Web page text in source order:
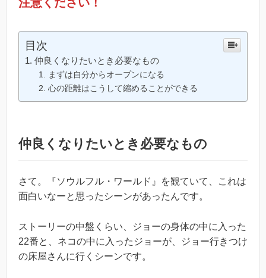
注意ください！
目次
仲良くなりたいとき必要なもの
まずは自分からオープンになる
心の距離はこうして縮めることができる
仲良くなりたいとき必要なもの
さて。『ソウルフル・ワールド』を観ていて、これは
面白いなーと思ったシーンがあったんです。
ストーリーの中盤くらい、ジョーの身体の中に入った
22番と、ネコの中に入ったジョーが、ジョー行きつけ
の床屋さんに行くシーンです。